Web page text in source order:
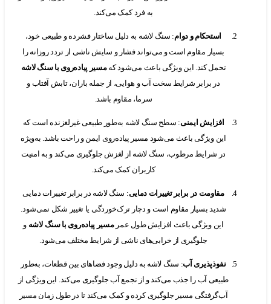
به فرد کمک می‌کند.
استحکام و دوام: سنگ لاشه به دلیل ساختار فشرده و طبیعی خود،
بسیار مقاوم است و می‌تواند فشار و سایش ناشی از تردد روزانه را
تحمل کند. این ویژگی باعث می‌شود کهمسیر پیاده‌روی با سنگ لاشه
در برابر شرایط سخت آب و هوایی، از جمله باران، تابش آفتاب و
سرما، مقاوم باشد.
افزایش ایمنی : سطح سنگ لاشه به‌طور طبیعی غیرلغزنده است که
این ویژگی باعث می‌شود مسیر پیاده‌روی ایمن و راحت باشد. به‌ویژه
در شرایط مرطوب، سنگ لاشه از لغزش جلوگیری می‌کند و به امنیت
کاربران کمک می‌کند.
مقاومت در برابر تغییرات دمایی: سنگ لاشه در برابر تغییرات دمایی
شدید بسیار مقاوم است و دچار ترک‌خوردگی یا تغییر شکل نمی‌شود.
این ویژگی باعث افزایش طول عمرمسیر پیاده‌روی با سنگ لاشهو
جلوگیری از خرابی‌های ناشی از شرایط مختلف می‌شود.
نفوذپذیری آب: سنگ لاشه به دلیل وجود فضاهای بین قطعات، به‌طور
طبیعی آب را جذب می‌کند و از تجمع آب جلوگیری می‌کند. این ویژگی از
آب‌گرفتگی مسیر جلوگیری کرده و کمک می‌کند تا در طول زمان مسیر